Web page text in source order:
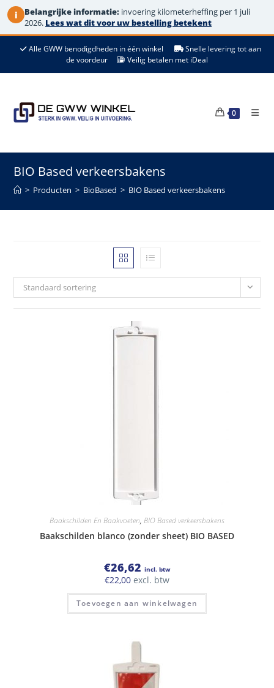
i Belangrijke informatie: invoering kilometerheffing per 1 juli
2026. Lees wat dit voor uw bestelling betekent
de
Alle GWW benodigdheden in één winkel
Snelle levering tot aan
de voordeur
Veilig betalen met iDeal
0
BIO Based verkeersbakens
> Producten > BioBased > BIO Based verkeersbakens
Standaard sortering
Baakschilden En Baakvoeten, BIO Based verkeersbakens
Baakschilden blanco (zonder sheet) BIO BASED
€26,62 incl. btw
€22,00 excl. btw
Toevoegen aan winkelwagen